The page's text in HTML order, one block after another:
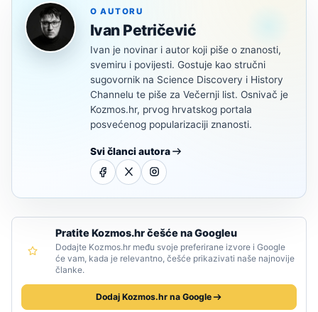
O AUTORU
Ivan Petričević
Ivan je novinar i autor koji piše o znanosti,
svemiru i povijesti. Gostuje kao stručni
sugovornik na Science Discovery i History
Channelu te piše za Večernji list. Osnivač je
Kozmos.hr, prvog hrvatskog portala
posvećenog popularizaciji znanosti.
Svi članci autora
Pratite Kozmos.hr češće na Googleu
Dodajte Kozmos.hr među svoje preferirane izvore i Google
će vam, kada je relevantno, češće prikazivati naše najnovije
članke.
Dodaj Kozmos.hr na Google